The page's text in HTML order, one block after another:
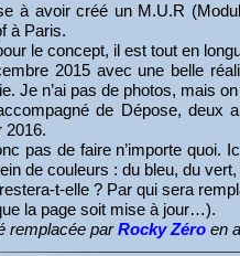
à avoir créé un M.U.R
à Paris.
le concept, il est tout en
2015 avec une belle
Je n’ai pas de photos, mais
de Dépose, deux
2016.
pas de faire n’importe quoi.
de couleurs : du bleu, du
t-elle ? Par qui sera
la page soit mise à jour…).
remplacée parRocky Zéroen